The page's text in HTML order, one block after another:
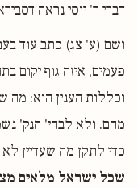
דברי ר' יוסי נראה
ושם (ע' צג) כתב עוד
פעמים, איזה גוף יקום
וכללות הענין הוא: מה
מהם. ולא לבחי' הנק'
כדי לתקן מה שעדיין
שכל ישראל מלאים